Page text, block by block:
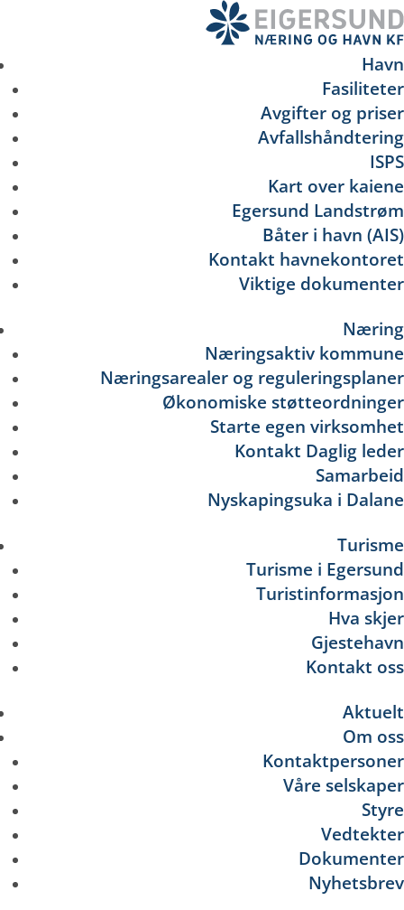
Havn
Fasiliteter
Avgifter og priser
Avfallshåndtering
ISPS
Kart over kaiene
Egersund Landstrøm
Båter i havn (AIS)
Kontakt havnekontoret
Viktige dokumenter
Næring
Næringsaktiv kommune
Næringsarealer og reguleringsplaner
Økonomiske støtteordninger
Starte egen virksomhet
Kontakt Daglig leder
Samarbeid
Nyskapingsuka i Dalane
Turisme
Turisme i Egersund
Turistinformasjon
Hva skjer
Gjestehavn
Kontakt oss
Aktuelt
Om oss
Kontaktpersoner
Våre selskaper
Styre
Vedtekter
Dokumenter
Nyhetsbrev